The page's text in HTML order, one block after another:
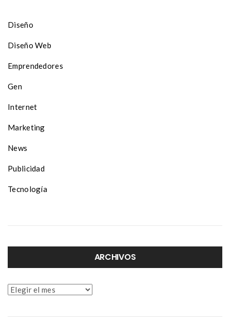
Diseño
Diseño Web
Emprendedores
Gen
Internet
Marketing
News
Publicidad
Tecnología
ARCHIVOS
Archivos